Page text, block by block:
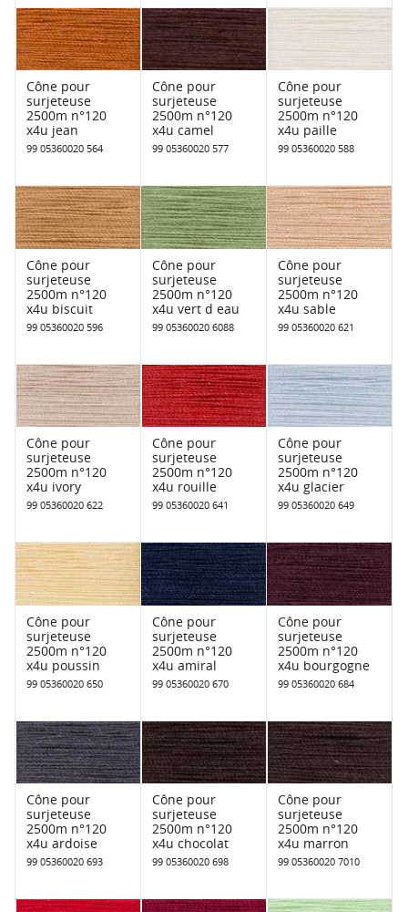
Cône pour
surjeteuse
2500m n°120
x4u jean
99 05360020 564
Cône pour
surjeteuse
2500m n°120
x4u camel
99 05360020 577
Cône pour
surjeteuse
2500m n°120
x4u paille
99 05360020 588
Cône pour
surjeteuse
2500m n°120
x4u biscuit
99 05360020 596
Cône pour
surjeteuse
2500m n°120
x4u vert d eau
99 05360020 6088
Cône pour
surjeteuse
2500m n°120
x4u sable
99 05360020 621
Cône pour
surjeteuse
2500m n°120
x4u ivory
99 05360020 622
Cône pour
surjeteuse
2500m n°120
x4u rouille
99 05360020 641
Cône pour
surjeteuse
2500m n°120
x4u glacier
99 05360020 649
Cône pour
surjeteuse
2500m n°120
x4u poussin
99 05360020 650
Cône pour
surjeteuse
2500m n°120
x4u amiral
99 05360020 670
Cône pour
surjeteuse
2500m n°120
x4u bourgogne
99 05360020 684
Cône pour
surjeteuse
2500m n°120
x4u ardoise
99 05360020 693
Cône pour
surjeteuse
2500m n°120
x4u chocolat
99 05360020 698
Cône pour
surjeteuse
2500m n°120
x4u marron
99 05360020 7010